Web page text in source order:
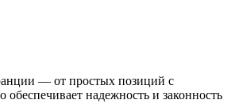
— от простых позиций с
надежность и законность